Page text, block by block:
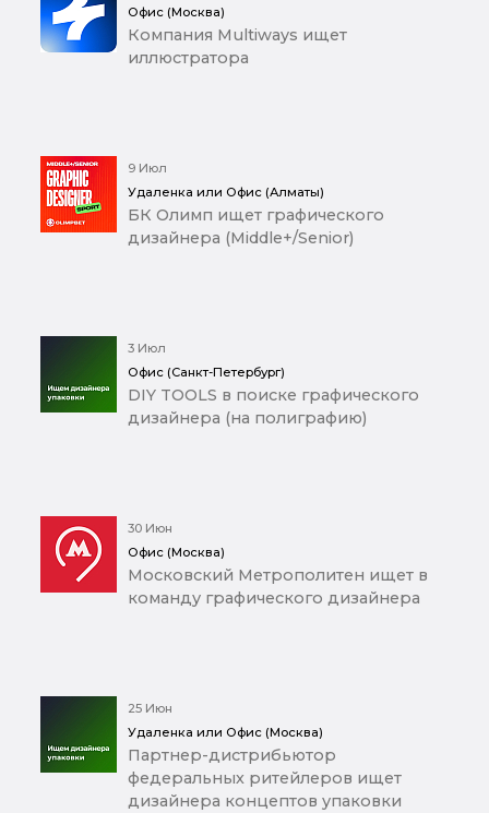
Офис (Москва)
Компания Multiways ищет
иллюстратора
9 Июл
Удаленка или Офис (Алматы)
БК Олимп ищет графического
дизайнера (Middle+/Senior)
3 Июл
Офис (Санкт-Петербург)
DIY TOOLS в поиске графического
дизайнера (на полиграфию)
30 Июн
Офис (Москва)
Московский Метрополитен ищет в
команду графического дизайнера
25 Июн
Удаленка или Офис (Москва)
Партнер-дистрибьютор
федеральных ритейлеров ищет
дизайнера концептов упаковки